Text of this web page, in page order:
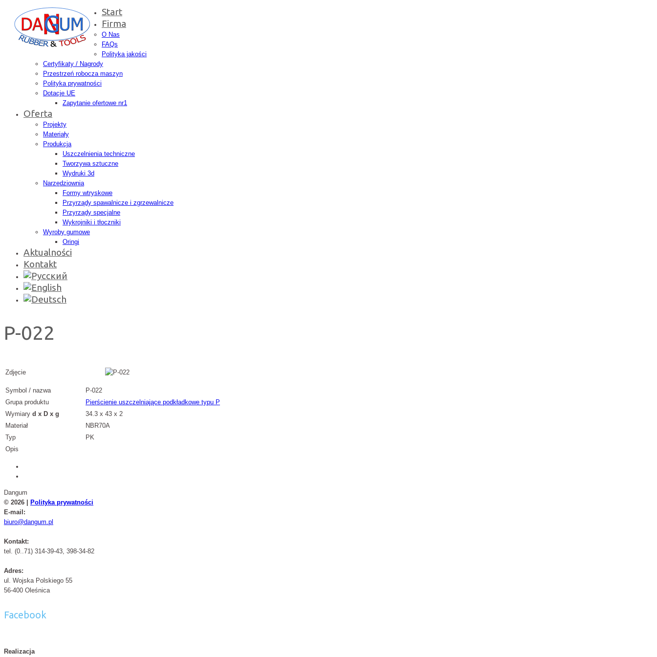
Start
Firma
O Nas
FAQs
Polityka jakości
Certyfikaty / Nagrody
Przestrzeń robocza maszyn
Polityka prywatności
Dotacje UE
Zapytanie ofertowe nr1
Oferta
Projekty
Materiały
Produkcja
Uszczelnienia techniczne
Tworzywa sztuczne
Wydruki 3d
Narzędziownia
Formy wtryskowe
Przyrządy spawalnicze i zgrzewalnicze
Przyrządy specjalne
Wykrojniki i tłoczniki
Wyroby gumowe
Oringi
Aktualności
Kontakt
P-022
Zdjęcie
Symbol / nazwa
P-022
Grupa produktu
Pierścienie uszczelniające podkładkowe typu P
Wymiary d x D x g
34.3 x 43 x 2
Materiał
NBR70A
Typ
PK
Opis
Dangum
© 2026 |
Polityka prywatności
E-mail:
biuro@dangum.pl
Kontakt:
tel. (0..71) 314-39-43, 398-34-82
Adres:
ul. Wojska Polskiego 55
56-400 Oleśnica
Facebook
Realizacja